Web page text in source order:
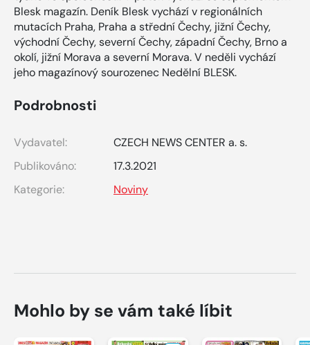
Blesk magazín. Deník Blesk vychází v regionálních
mutacích Praha, Praha a střední Čechy, jižní Čechy,
východní Čechy, severní Čechy, západní Čechy, Brno a
okolí, jižní Morava a severní Morava. V neděli vychází
jeho magazínový sourozenec Nedělní BLESK.
Podrobnosti
Vydavatel:
CZECH NEWS CENTER a. s.
Publikováno:
17.3.2021
Kategorie:
Noviny
Mohlo by se vám také líbit